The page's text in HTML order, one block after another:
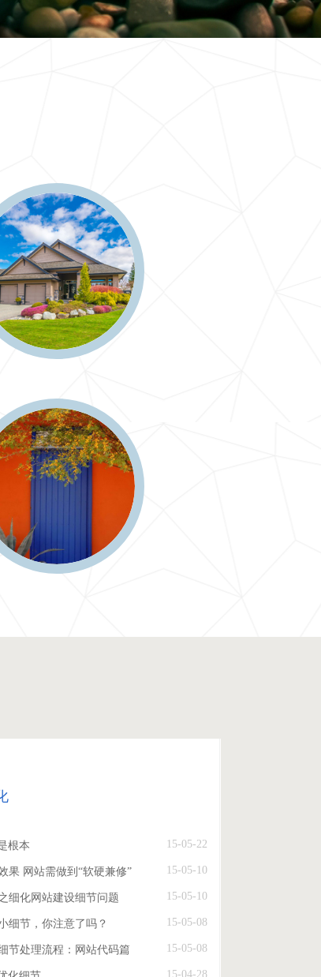
根本 15-05-22
果 网站需做到“软硬兼修” 15-05-10
细化网站建设细节问题 15-05-10
细节，你注意了吗？ 15-05-08
节处理流程：网站代码篇 15-05-08
15-04-28